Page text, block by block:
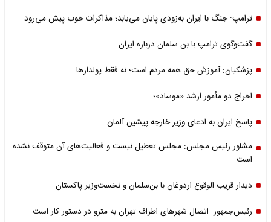
ترامپ: جنگ با ایران به‌زودی پایان می‌یابد؛ مذاکرات خوب پیش می‌رود
گفت‌وگوی ترامپ با بن سلمان درباره ایران
پزشکیان: آموزش حق همه مردم است؛ نه فقط پولدارها
اخراج دو مأمور ارشد «موساد»؛
پاسخ ایران به ادعای وزیر خارجه پیشین آلمان
مشاور رئیس مجلس: مجلس تعطیل نیست و فعالیت‌های آن متوقف نشده
است
دیدار قریب الوقوع اردوغان با بن‌سلمان و نخست‌وزیر پاکستان
رئیس‌جمهور: اتصال شهرهای اطراف تهران به مترو در دستور کار است